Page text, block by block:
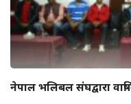
नेपाल भलिबल संघद्वारा